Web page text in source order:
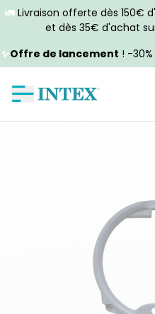
🚛 Livraison offerte dès 150€
et dès 35€ d'achat
✨Offre de lancement ! -